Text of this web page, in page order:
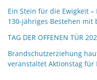
Ein Stein für die Ewigkeit
130-jähriges Bestehen mit
TAG DER OFFENEN TÜR
Brandschutzerziehung
veranstaltet Aktionstag für